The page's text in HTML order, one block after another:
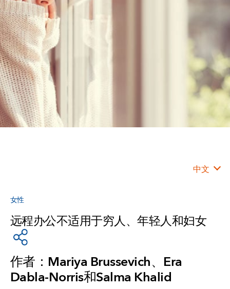
中文
女性
远程办公不适用于穷人、年轻人和妇女
作者：Mariya Brussevich、Era
Dabla-Norris和Salma Khalid